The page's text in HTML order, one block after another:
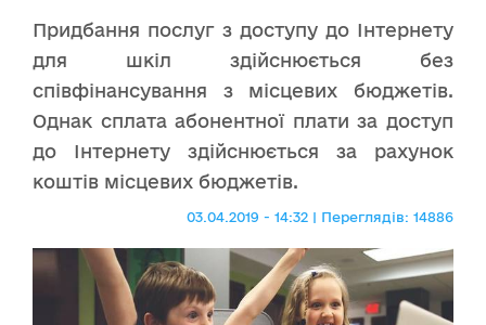
Придбання послуг з доступу до Інтернету
для шкіл здійснюється без
співфінансування з місцевих бюджетів.
Однак сплата абонентної плати за доступ
до Інтернету здійснюється за рахунок
коштів місцевих бюджетів.
03.04.2019 - 14:32 | Переглядів: 14886